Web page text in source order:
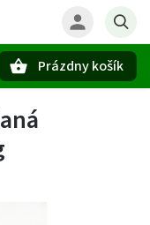
Prázdny košík